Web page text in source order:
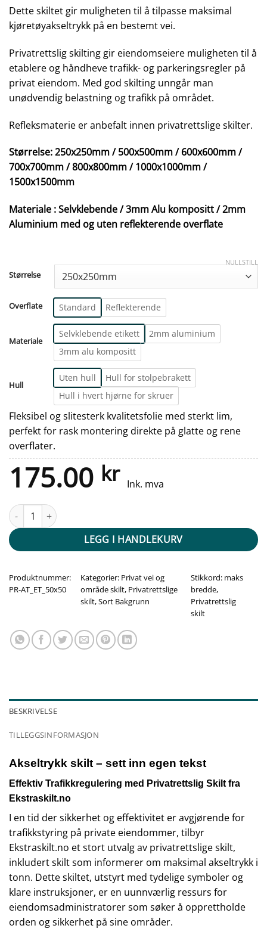
Dette skiltet gir muligheten til å tilpasse maksimal
kjøretøyakseltrykk på en bestemt vei.
Privatrettslig skilting gir eiendomseiere muligheten til å
etablere og håndheve trafikk- og parkeringsregler på
privat eiendom. Med god skilting unngår man
unødvendig belastning og trafikk på området.
Refleksmaterie er anbefalt innen privatrettslige skilter.
Størrelse: 250x250mm / 500x500mm / 600x600mm /
700x700mm / 800x800mm / 1000x1000mm /
1500x1500mm
Materiale : Selvklebende / 3mm Alu kompositt / 2mm
Aluminium med og uten reflekterende overflate
Størrelse
Overflate Standard Reflekterende
Materiale
Selvklebende etikett
2mm aluminium
3mm alu kompositt
Hull
Uten hull
Hull for stolpebrakett
Hull i hvert hjørne for skruer
NULLSTILL
Fleksibel og slitesterk kvalitetsfolie med sterkt lim,
perfekt for rask montering direkte på glatte og rene
overflater.
175.00 kr Ink. mva
Akseltrykk skilt - sett inn egen tekst antall
LEGG I HANDLEKURV
Produktnummer:
PR-AT_ET_50x50
Kategorier: Privat vei og
område skilt, Privatrettslige
skilt,Sort Bakgrunn
Stikkord: maks
bredde,
Privatrettslig
skilt
BESKRIVELSE
TILLEGGSINFORMASJON
Akseltrykk skilt – sett inn egen tekst
Effektiv Trafikkregulering med Privatrettslig Skilt fra
Ekstraskilt.no
I en tid der sikkerhet og effektivitet er avgjørende for
trafikkstyring på private eiendommer, tilbyr
Ekstraskilt.no et stort utvalg av privatrettslige skilt,
inkludert skilt som informerer om maksimal akseltrykk i
tonn. Dette skiltet, utstyrt med tydelige symboler og
klare instruksjoner, er en uunnværlig ressurs for
eiendomsadministratorer som søker å opprettholde
orden og sikkerhet på sine områder.